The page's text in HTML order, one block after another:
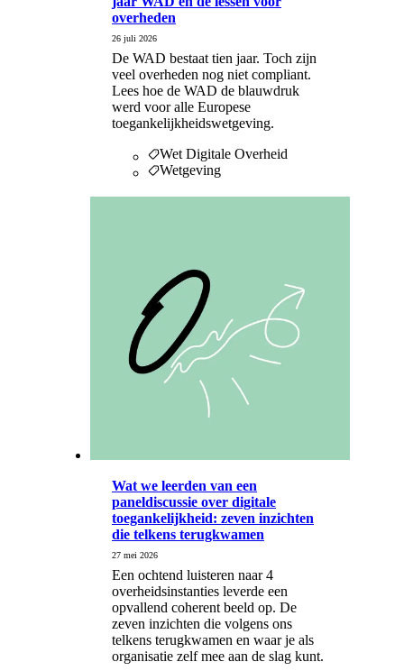
overheden
26 juli 2026
De WAD bestaat tien jaar. Toch zijn
veel overheden nog niet compliant.
Lees hoe de WAD de blauwdruk
werd voor alle Europese
toegankelijkheidswetgeving.
Wet Digitale Overheid
Wetgeving
Wat we leerden van een
paneldiscussie over digitale
toegankelijkheid: zeven inzichten
die telkens terugkwamen
27 mei 2026
Een ochtend luisteren naar 4
overheidsinstanties leverde een
opvallend coherent beeld op. De
zeven inzichten die volgens ons
telkens terugkwamen en waar je als
organisatie zelf mee aan de slag kunt.